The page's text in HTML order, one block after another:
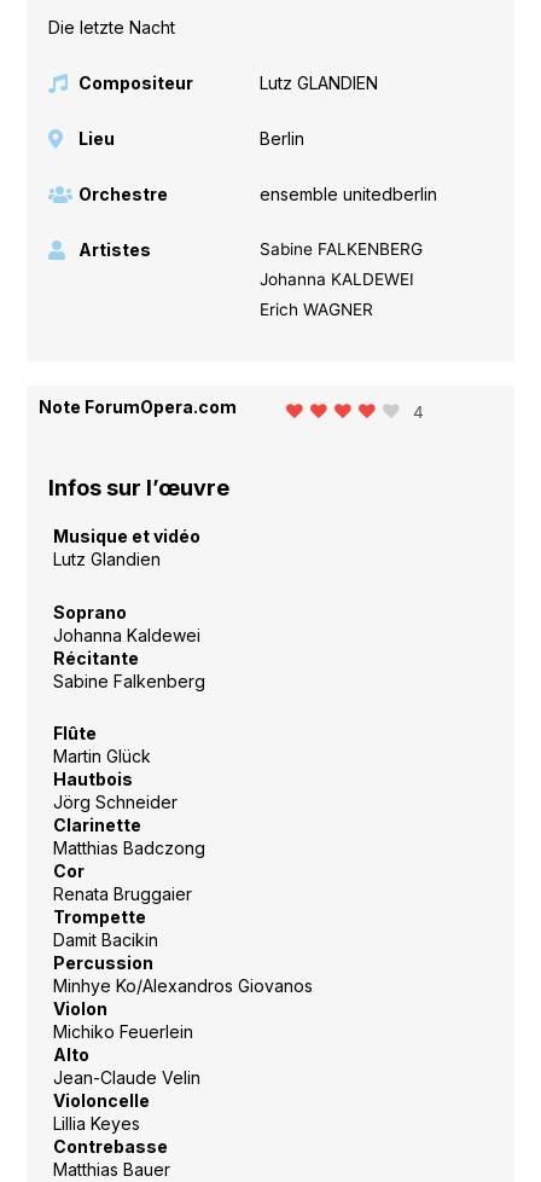
Die letzte Nacht
Compositeur Lutz GLANDIEN
Lieu Berlin
Orchestre ensemble unitedberlin
Artistes
Sabine FALKENBERG
Johanna KALDEWEI
Erich WAGNER
Note ForumOpera.com 4
Infos sur l’œuvre
Musique et vidéo
Lutz Glandien
Soprano
Johanna Kaldewei
Récitante
Sabine Falkenberg
Flûte
Martin Glück
Hautbois
Jörg Schneider
Clarinette
Matthias Badczong
Cor
Renata Bruggaier
Trompette
Damit Bacikin
Percussion
Minhye Ko/Alexandros Giovanos
Violon
Michiko Feuerlein
Alto
Jean-Claude Velin
Violoncelle
Lillia Keyes
Contrebasse
Matthias Bauer